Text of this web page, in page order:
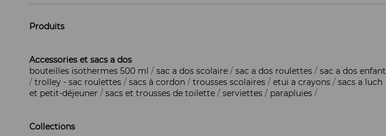
Produits
Accessories et sacs a dos
bouteilles isothermes 500 ml / sac a dos scolaire / sac a dos roulettes / sac a dos enfant
/ trolley - sac roulettes / sacs à cordon / trousses scolaires / etui a crayons / sacs a luch
et petit-déjeuner / sacs et trousses de toilette / serviettes / parapluies /
Collections